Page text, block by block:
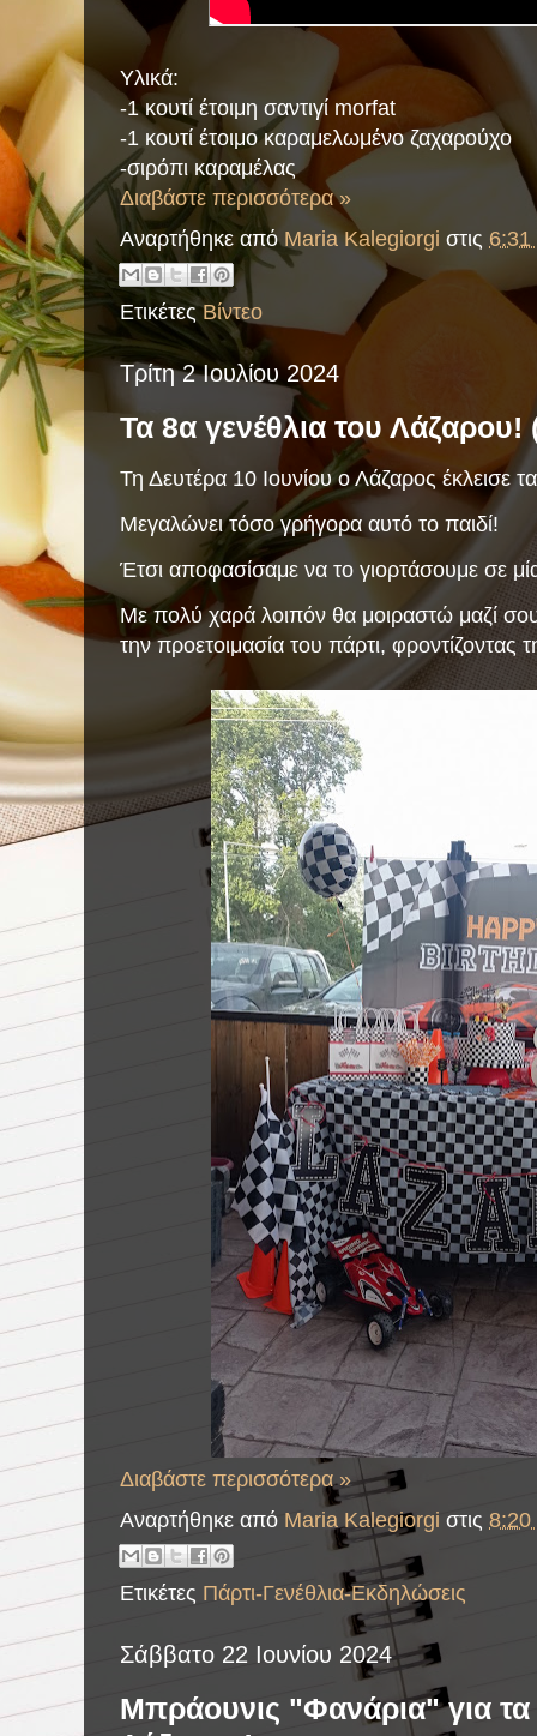
Υλικά:
-1 κουτί έτοιμη σαντιγί morfat
-1 κουτί έτοιμο καραμελωμένο ζαχαρούχο
-σιρόπι καραμέλας
Διαβάστε περισσότερα »
Αναρτήθηκε απόMaria Kalegiorgi στις 6:31
ΕτικέτεςΒίντεο
Τρίτη 2 Ιουλίου 2024
Τα 8α γενέθλια του
Τη Δευτέρα 10 Ιουνίου ο Λάζαρος έκλεισε
Μεγαλώνει τόσο γρήγορα αυτό το παιδί!
Έτσι αποφασίσαμε να το γιορτάσουμε σε
Με πολύ χαρά λοιπόν θα μοιραστώ μαζί
την προετοιμασία του πάρτι, φροντίζοντας
Διαβάστε περισσότερα »
Αναρτήθηκε από Maria Kalegiorgi στις 8:20
Ετικέτες Πάρτι-Γενέθλια-Εκδηλώσεις
Σάββατο 22 Ιουνίου 2024
Μπράουνις "Φανάρια" για τα